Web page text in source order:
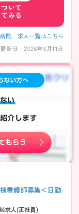
いて
みる
院 求人一覧はこちら
更新日 : 2026年6月11日
看護師募集＜日勤
求人(正社員)